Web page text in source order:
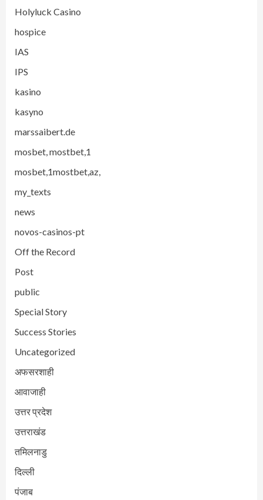
Holyluck Casino
hospice
IAS
IPS
kasino
kasyno
marssaibert.de
mosbet, mostbet,1
mosbet,1mostbet,az,
my_texts
news
novos-casinos-pt
Off the Record
Post
public
Special Story
Success Stories
Uncategorized
अफसरशाही
आवाजाही
उत्तर प्रदेश
उत्तराखंड
तमिलनाडु
दिल्ली
पंजाब